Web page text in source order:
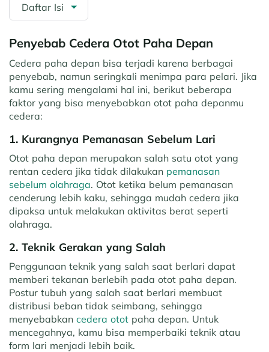
Daftar Isi
Penyebab Cedera Otot Paha Depan
Cedera paha depan bisa terjadi karena berbagai
penyebab, namun seringkali menimpa para pelari. Jika
kamu sering mengalami hal ini, berikut beberapa
faktor yang bisa menyebabkan otot paha depanmu
cedera:
1. Kurangnya Pemanasan Sebelum Lari
Otot paha depan merupakan salah satu otot yang
rentan cedera jika tidak dilakukan pemanasan
sebelum olahraga. Otot ketika belum pemanasan
cenderung lebih kaku, sehingga mudah cedera jika
dipaksa untuk melakukan aktivitas berat seperti
olahraga.
2. Teknik Gerakan yang Salah
Penggunaan teknik yang salah saat berlari dapat
memberi tekanan berlebih pada otot paha depan.
Postur tubuh yang salah saat berlari membuat
distribusi beban tidak seimbang, sehingga
menyebabkan cedera otot paha depan. Untuk
mencegahnya, kamu bisa memperbaiki teknik atau
form lari menjadi lebih baik.